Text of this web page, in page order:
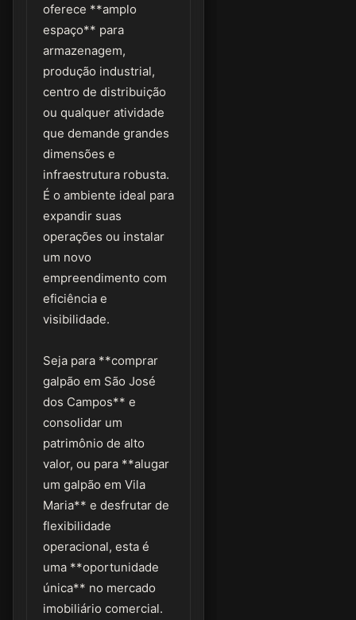
oferece **amplo
espaço** para
armazenagem,
produção industrial,
centro de distribuição
ou qualquer atividade
que demande grandes
dimensões e
infraestrutura robusta.
É o ambiente ideal para
expandir suas
operações ou instalar
um novo
empreendimento com
eficiência e
visibilidade.
Seja para **comprar
galpão em São José
dos Campos** e
consolidar um
patrimônio de alto
valor, ou para **alugar
um galpão em Vila
Maria** e desfrutar de
flexibilidade
operacional, esta é
uma **oportunidade
única** no mercado
imobiliário comercial.